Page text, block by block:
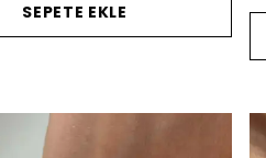
SEPETE EKLE